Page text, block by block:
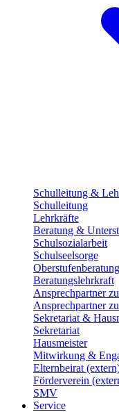
Schulleitung &
Schulleitung
Lehrkräfte
Beratung &
Schulsozialarbeit
Schulseelsorge
Oberstufenberatung
Beratungslehrkraft
Ansprechpartner
Ansprechpartner
Sekretariat &
Sekretariat
Hausmeister
Mitwirkung &
Elternbeirat
Förderverein
SMV
Service